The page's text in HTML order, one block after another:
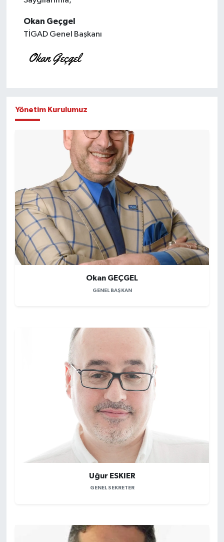
Okan Geçgel
TİGAD Genel Başkanı
Yönetim Kurulumuz
Okan GEÇGEL
GENEL BAŞKAN
Uğur ESKIER
GENEL SEKRETER